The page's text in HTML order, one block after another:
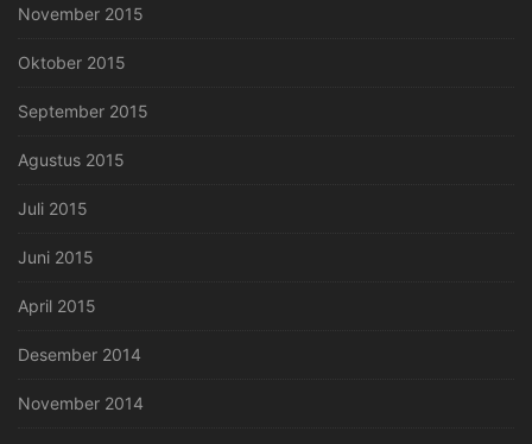
November 2015
Oktober 2015
September 2015
Agustus 2015
Juli 2015
Juni 2015
April 2015
Desember 2014
November 2014